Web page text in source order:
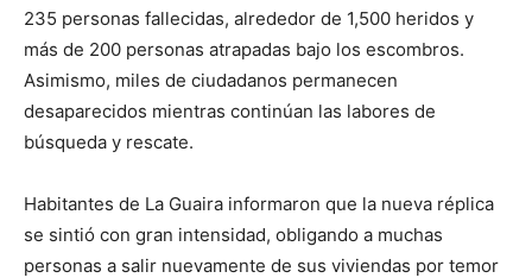
235 personas fallecidas, alrededor de 1,500 heridos y
más de 200 personas atrapadas bajo los escombros.
Asimismo, miles de ciudadanos permanecen
desaparecidos mientras continúan las labores de
búsqueda y rescate.
Habitantes de La Guaira informaron que la nueva réplica
se sintió con gran intensidad, obligando a muchas
personas a salir nuevamente de sus viviendas por temor